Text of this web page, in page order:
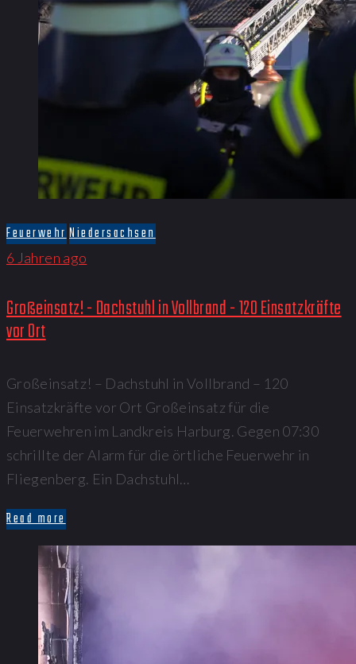
FeuerwehrNiedersachsen
6 Jahren ago
Großeinsatz! - Dachstuhl in Vollbrand - 120 Einsatzkräfte
vor Ort
Großeinsatz! – Dachstuhl in Vollbrand – 120
Einsatzkräfte vor Ort Großeinsatz für die
Feuerwehren im Landkreis Harburg. Gegen 07:30
schrillte der Alarm für die örtliche Feuerwehr in
Fliegenberg. Ein Dachstuhl…
Read more